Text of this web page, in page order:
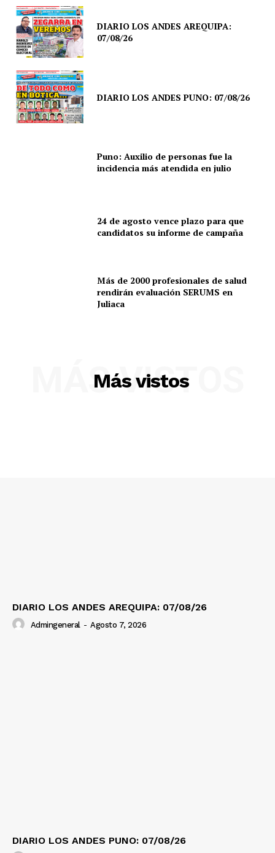
Diario los Andes
DIARIO LOS ANDES AREQUIPA:
07/08/26
DIARIO LOS ANDES PUNO: 07/08/26
Puno: Auxilio de personas fue la
incidencia más atendida en julio
24 de agosto vence plazo para que
candidatos su informe de campaña
Más de 2000 profesionales de salud
rendirán evaluación SERUMS en
Juliaca
Más vistos
MÁS VISTOS
DIARIO LOS ANDES AREQUIPA: 07/08/26
Admingeneral - Agosto 7, 2026
DIARIO LOS ANDES PUNO: 07/08/26